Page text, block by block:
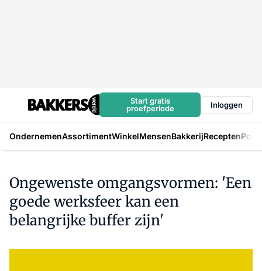
Start gratis
proefperiode
Inloggen
OndernemenAssortimentWinkelMensenBakkerijRecepten
Ongewenste omgangsvormen: 'Een
goede werksfeer kan een
belangrijke buffer zijn'